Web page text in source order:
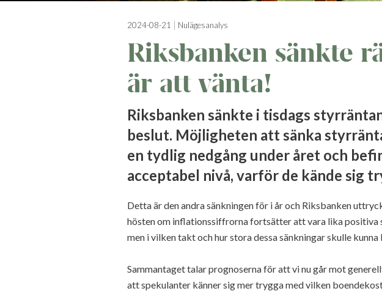
2024-08-21 Nulägesanalys
Riksbanken sänkte
är att vänta!
Riksbanken sänkte i tisdags
beslut. Möjligheten att sänka
en tydlig nedgång under året och
acceptabel nivå, varför de kände sig
Detta är den andra sänkningen för i år och Riksbanken
hösten om inflationssiffrorna fortsätter att vara lika positiva
men i vilken takt och hur stora dessa sänkningar skulle
Sammantaget talar prognoserna för att vi nu går mot
att spekulanter känner sig mer trygga med vilken